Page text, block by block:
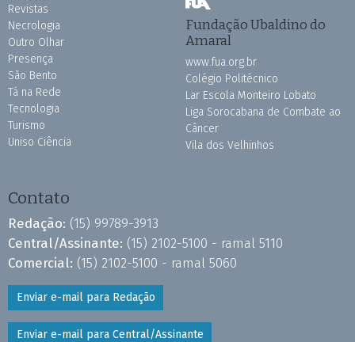
Revistas
Necrologia
Outro Olhar
Presença
São Bento
Tá na Rede
Tecnologia
Turismo
Uniso Ciência
Fundação Ubaldino do
Amaral
www.fua.org.br
Colégio Politécnico
Lar Escola Monteiro Lobato
Liga Sorocabana de Combate ao
Câncer
Vila dos Velhinhos
Contato
Redação: (15) 99789-3913
Central/Assinante: (15) 2102-5100 - ramal 5110
Comercial: (15) 2102-5100 - ramal 5060
Enviar e-mail para Redação
Enviar e-mail para Central/Assinante